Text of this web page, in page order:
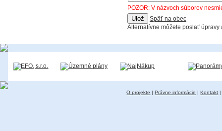
POZOR: V názvoch súborov
Späť na obec
Alternatívne môžete poslať
O projekte |Právne informácie |Kontakt